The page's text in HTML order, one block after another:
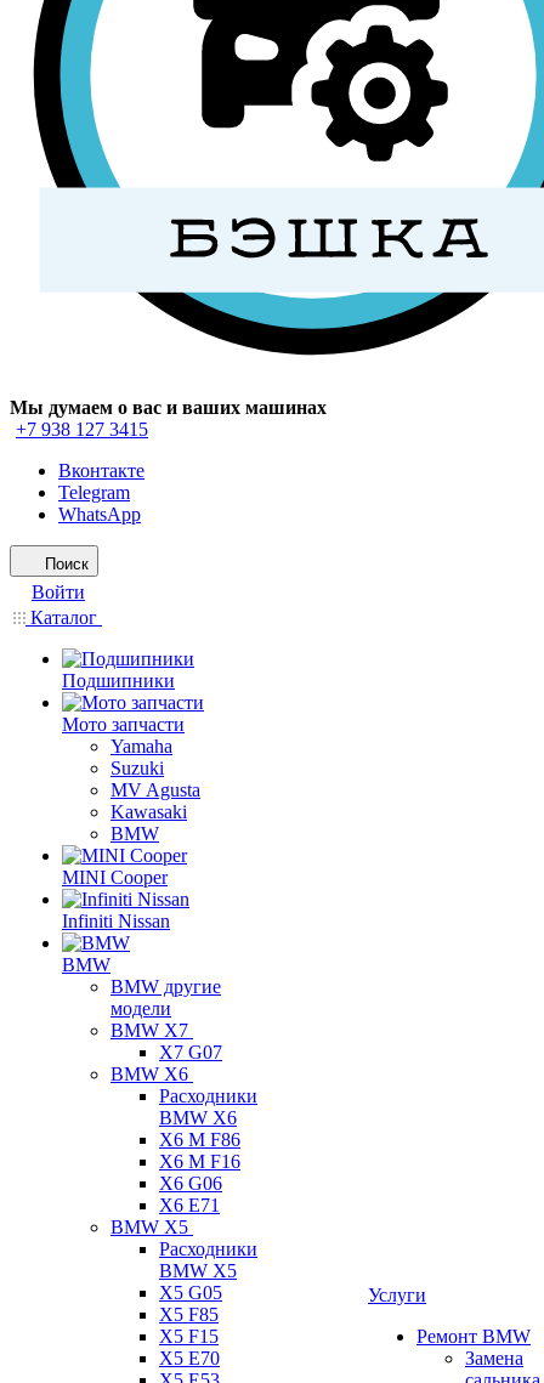
Мы думаем о вас и ваших машинах
+7 938 127 3415
Вконтакте
Telegram
WhatsApp
Поиск
Войти
Каталог
Подшипники
Мото запчасти
Yamaha
Suzuki
MV Agusta
Kawasaki
BMW
MINI Cooper
Infiniti Nissan
BMW
BMW другие
модели
BMW X7
X7 G07
BMW X6
Расходники
BMW X6
X6 M F86
X6 M F16
X6 G06
X6 E71
BMW X5
Расходники
BMW X5
X5 G05
X5 F85
X5 F15
X5 E70
Услуги
Ремонт BMW
Замена